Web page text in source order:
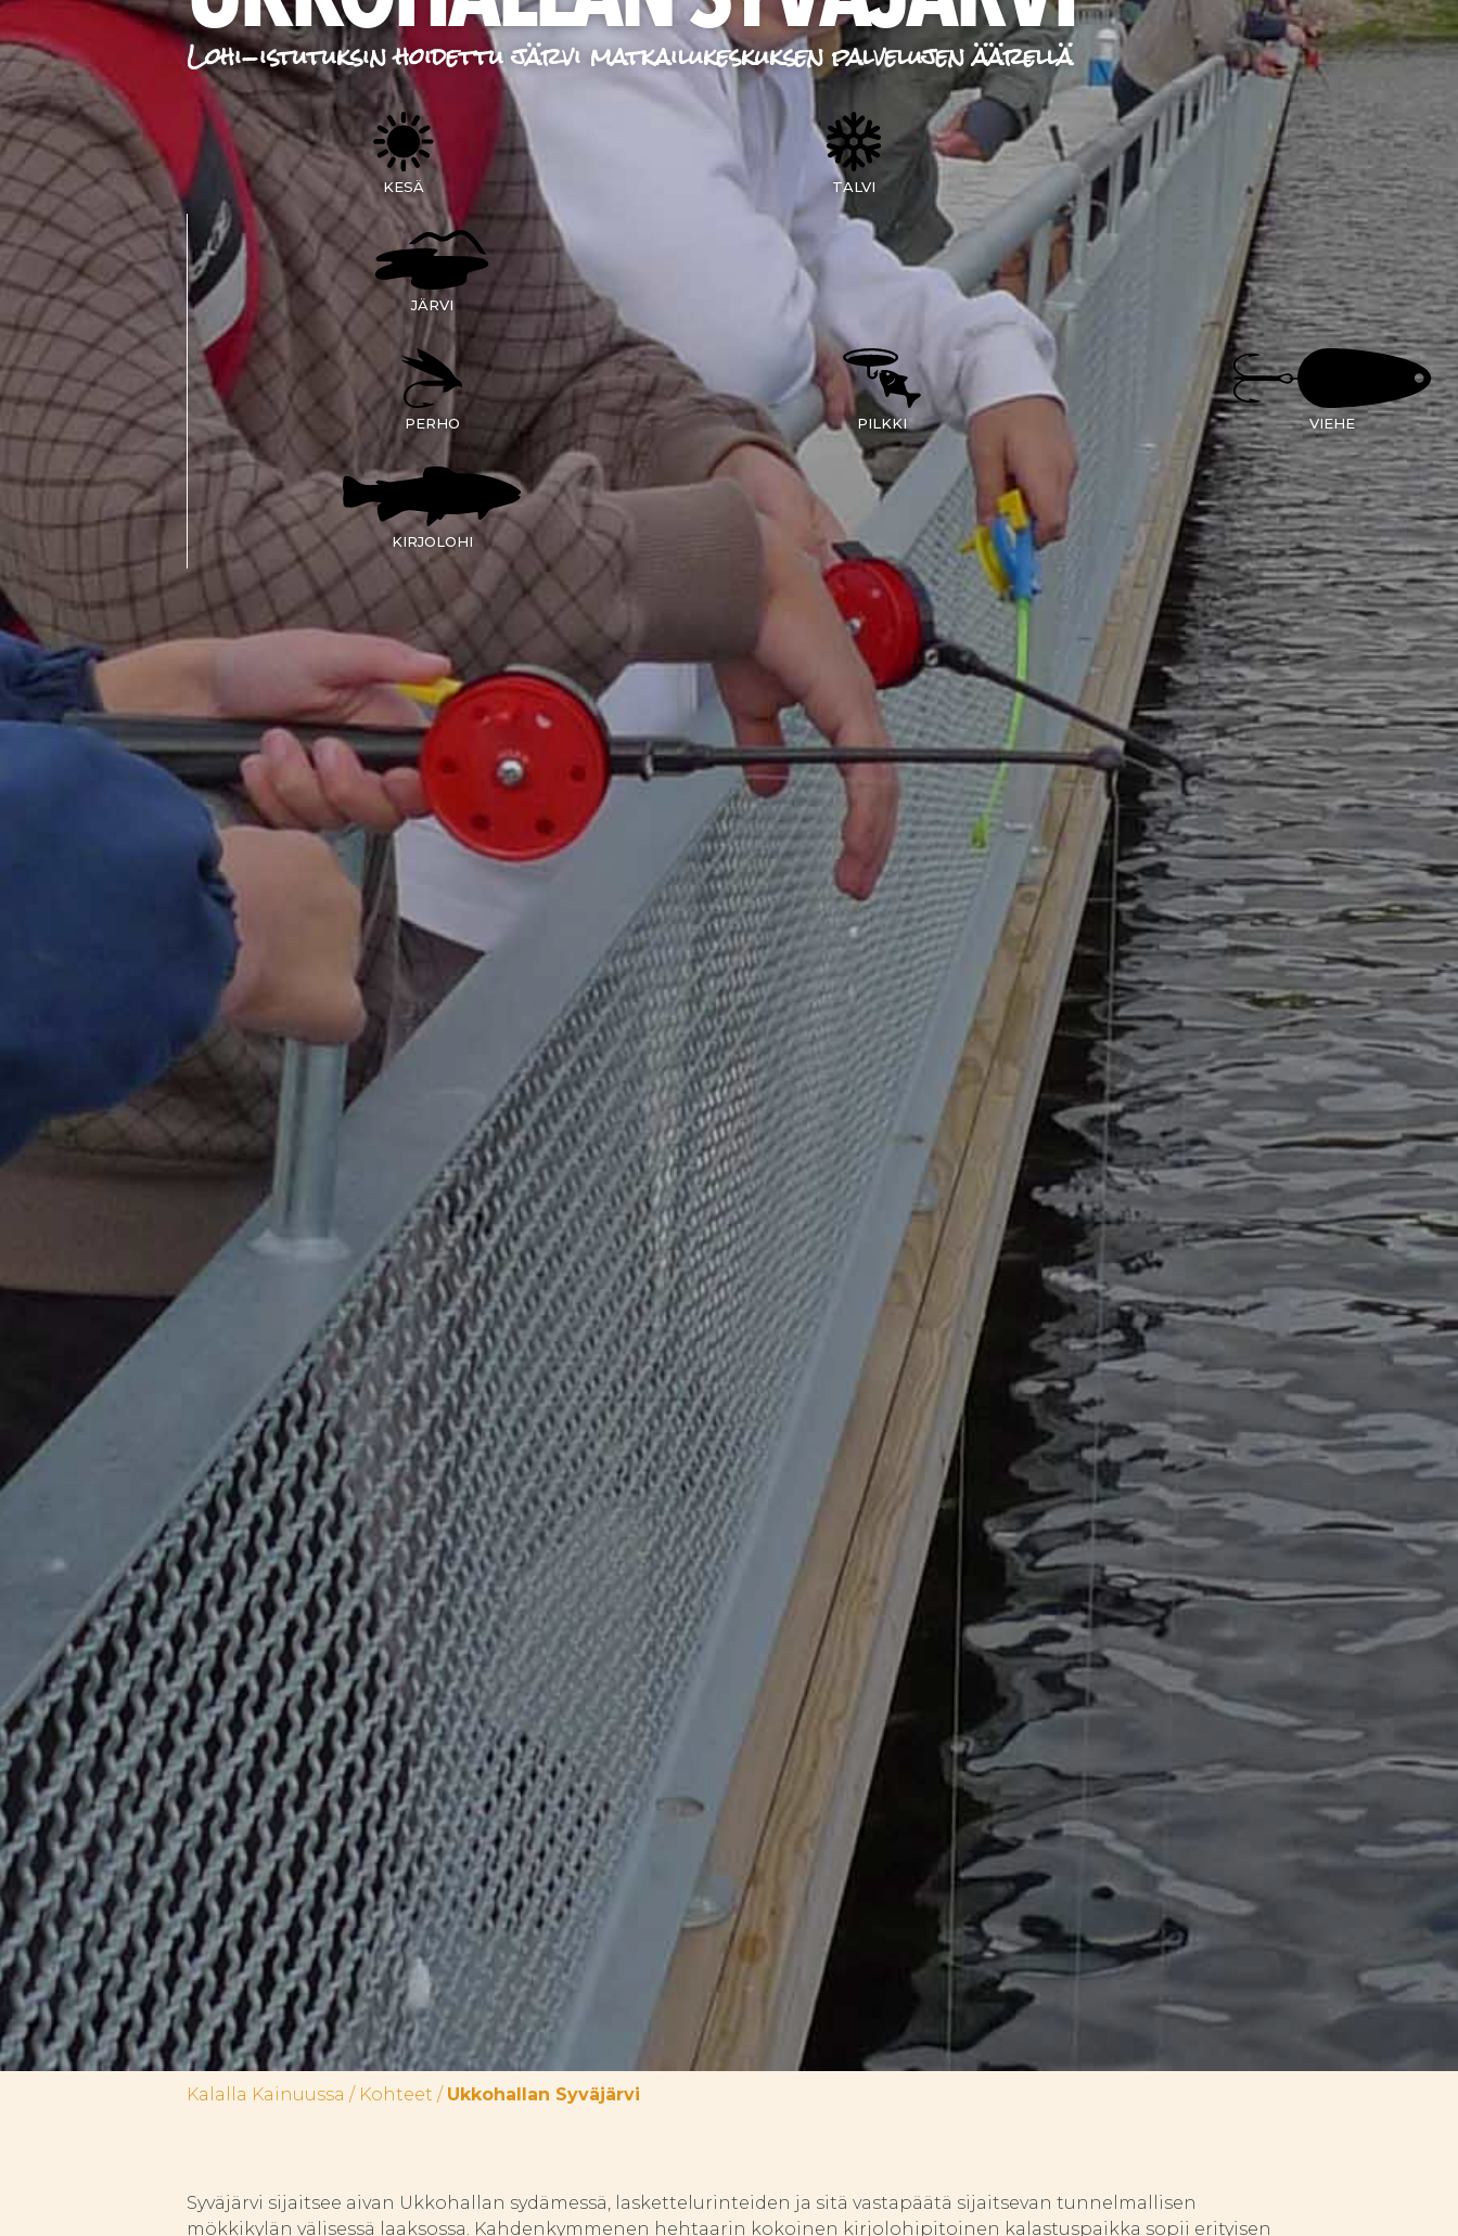
Lohi-istutuksin hoidettu järvi matkailukeskuksen palvelujen äärellä
KESÄ TALVI
JÄRVI
PERHO PILKKI VIEHE
KIRJOLOHI
Kalalla Kainuussa / Kohteet / Ukkohallan Syväjärvi
Syväjärvi sijaitsee aivan Ukkohallan sydämessä, laskettelurinteiden ja sitä vastapäätä sijaitsevan tunnelmallisen
mökkikylän välisessä laaksossa. Kahdenkymmenen hehtaarin kokoinen kirjolohipitoinen kalastuspaikka sopii erityisen